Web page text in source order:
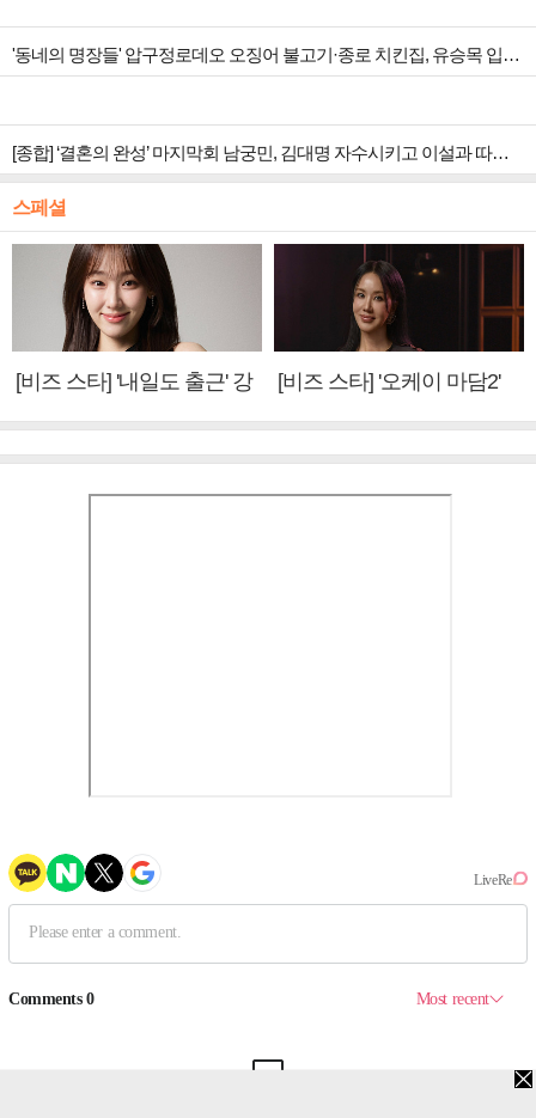
'동네의 명장들' 압구정로데오 오징어 불고기·종로 치킨집, 유승목 입맛 저격
[종합] ‘결혼의 완성’ 마지막회 남궁민, 김대명 자수시키고 이설과 따뜻한 안녕
스페셜
[비즈 스타] '내일도 출근' 강
[비즈 스타] '오케이 마담2'